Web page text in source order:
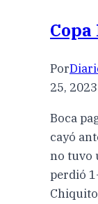
Por
25, 2023
Boca
cayó
no tuvo
perdió